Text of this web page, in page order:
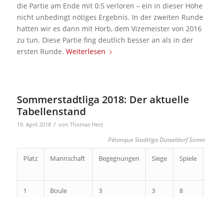
die Partie am Ende mit 0:5 verloren – ein in dieser Höhe
nicht unbedingt nötiges Ergebnis. In der zweiten Runde
hatten wir es dann mit Horb, dem Vizemeister von 2016
zu tun. Diese Partie fing deutlich besser an als in der
ersten Runde. Weiterlesen
Sommerstadtliga 2018: Der aktuelle
Tabellenstand
19. April 2018 / von Thomas Herz
Pétanque Stadtliga Düsseldorf Sommer
Platz Mannschaft Begegnungen Siege Spiele
1
Boule
3 3 8